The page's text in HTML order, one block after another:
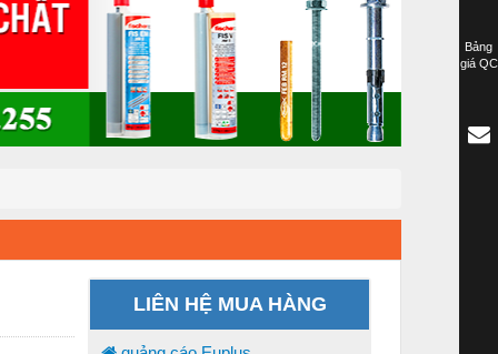
LIÊN HỆ MUA HÀNG
Bảng
giá QC